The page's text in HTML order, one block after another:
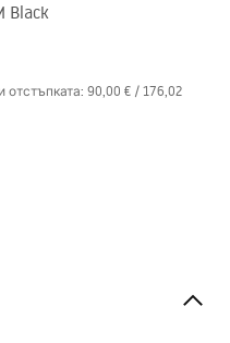
Black
отстъпката: 90,00 € / 176,02